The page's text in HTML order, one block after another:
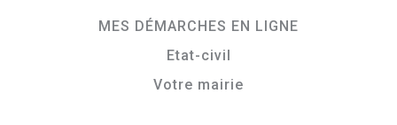
MES DÉMARCHES EN LIGNE
Etat-civil
Votre mairie